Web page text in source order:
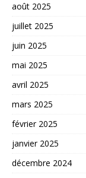
août 2025
juillet 2025
juin 2025
mai 2025
avril 2025
mars 2025
février 2025
janvier 2025
décembre 2024